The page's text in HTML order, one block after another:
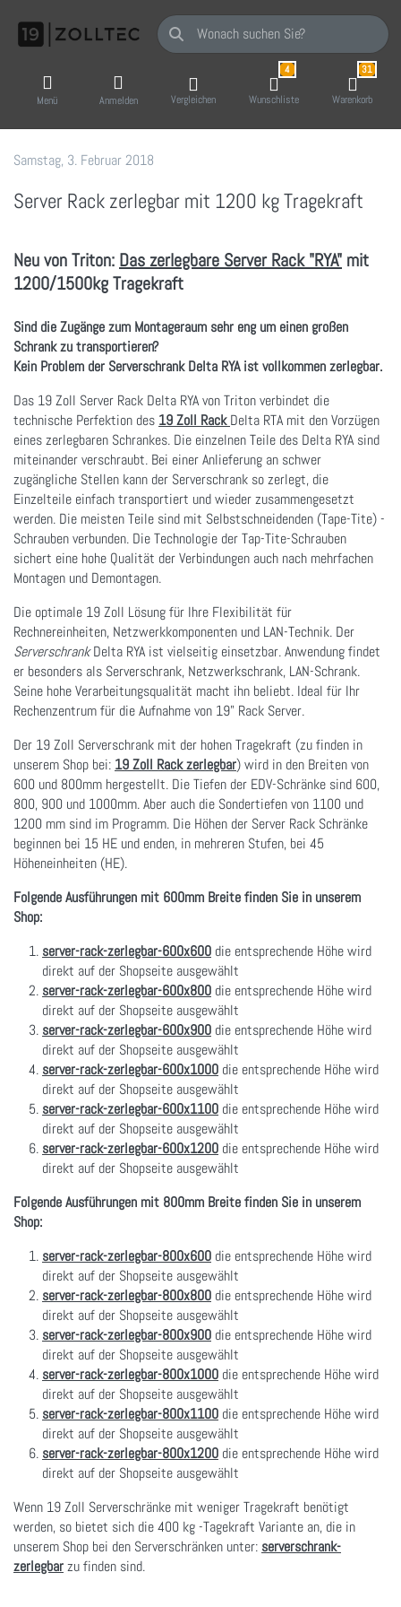
Geben Sie einen Suchbegriff ein. Während
Menü Anmelden Vergleichen
4
Wunschliste
31
Warenkorb
Samstag, 3. Februar 2018
19 Zoll-Tec GmbH
Server Rack zerlegbar mit 1200 kg Tragekraft
Neu von Triton: Das zerlegbare Server Rack "RYA" mit
1200/1500kg Tragekraft
Sind die Zugänge zum Montageraum sehr eng um einen großen
Schrank zu transportieren?
Kein Problem der Serverschrank Delta RYA ist vollkommen zerlegbar.
Das 19 Zoll Server Rack Delta RYA von Triton verbindet die
technische Perfektion des 19 Zoll RackDelta RTA mit den Vorzügen
eines zerlegbaren Schrankes. Die einzelnen Teile des Delta RYA sind
miteinander verschraubt. Bei einer Anlieferung an schwer
zugängliche Stellen kann der Serverschrank so zerlegt, die
Einzelteile einfach transportiert und wieder zusammengesetzt
werden. Die meisten Teile sind mit Selbstschneidenden (Tape-Tite) -
Schrauben verbunden. Die Technologie der Tap-Tite-Schrauben
sichert eine hohe Qualität der Verbindungen auch nach mehrfachen
Montagen und Demontagen.
Die optimale 19 Zoll Lösung für Ihre Flexibilität für
Rechnereinheiten, Netzwerkkomponenten und LAN-Technik. Der
ServerschrankDelta RYA ist vielseitig einsetzbar. Anwendung findet
er besonders als Serverschrank, Netzwerkschrank, LAN-Schrank.
Seine hohe Verarbeitungsqualität macht ihn beliebt. Ideal für Ihr
Rechenzentrum für die Aufnahme von 19" Rack Server.
Der 19 Zoll Serverschrank mit der hohen Tragekraft (zu finden in
unserem Shop bei: 19 Zoll Rack zerlegbar) wird in den Breiten von
600 und 800mm hergestellt. Die Tiefen der EDV-Schränke sind 600,
800, 900 und 1000mm. Aber auch die Sondertiefen von 1100 und
1200 mm sind im Programm. Die Höhen der Server Rack Schränke
beginnen bei 15 HE und enden, in mehreren Stufen, bei 45
Höheneinheiten (HE).
Folgende Ausführungen mit 600mm Breite finden Sie in unserem
Shop:
server-rack-zerlegbar-600x600 die entsprechende Höhe wird
direkt auf der Shopseite ausgewählt
server-rack-zerlegbar-600x800 die entsprechende Höhe wird
direkt auf der Shopseite ausgewählt
server-rack-zerlegbar-600x900 die entsprechende Höhe wird
direkt auf der Shopseite ausgewählt
server-rack-zerlegbar-600x1000 die entsprechende Höhe wird
direkt auf der Shopseite ausgewählt
server-rack-zerlegbar-600x1100 die entsprechende Höhe wird
direkt auf der Shopseite ausgewählt
server-rack-zerlegbar-600x1200 die entsprechende Höhe wird
direkt auf der Shopseite ausgewählt
Folgende Ausführungen mit 800mm Breite finden Sie in unserem
Shop:
server-rack-zerlegbar-800x600 die entsprechende Höhe wird
direkt auf der Shopseite ausgewählt
server-rack-zerlegbar-800x800 die entsprechende Höhe wird
direkt auf der Shopseite ausgewählt
server-rack-zerlegbar-800x900 die entsprechende Höhe wird
direkt auf der Shopseite ausgewählt
server-rack-zerlegbar-800x1000 die entsprechende Höhe wird
direkt auf der Shopseite ausgewählt
server-rack-zerlegbar-800x1100 die entsprechende Höhe wird
direkt auf der Shopseite ausgewählt
server-rack-zerlegbar-800x1200 die entsprechende Höhe wird
direkt auf der Shopseite ausgewählt
Wenn 19 Zoll Serverschränke mit weniger Tragekraft benötigt
werden, so bietet sich die 400 kg -Tagekraft Variante an, die in
unserem Shop bei den Serverschränken unter: serverschrank-
zerlegbarzu finden sind.